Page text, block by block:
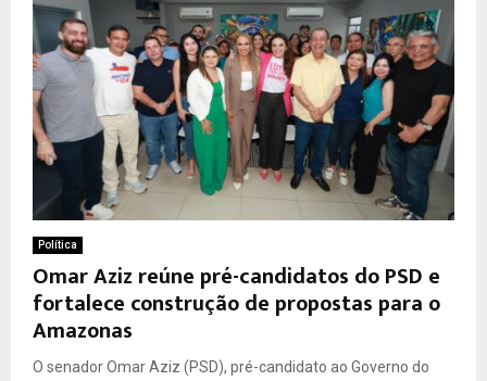
Política
Omar Aziz reúne pré-candidatos do PSD e
fortalece construção de propostas para o
Amazonas
O senador Omar Aziz (PSD), pré-candidato ao Governo do